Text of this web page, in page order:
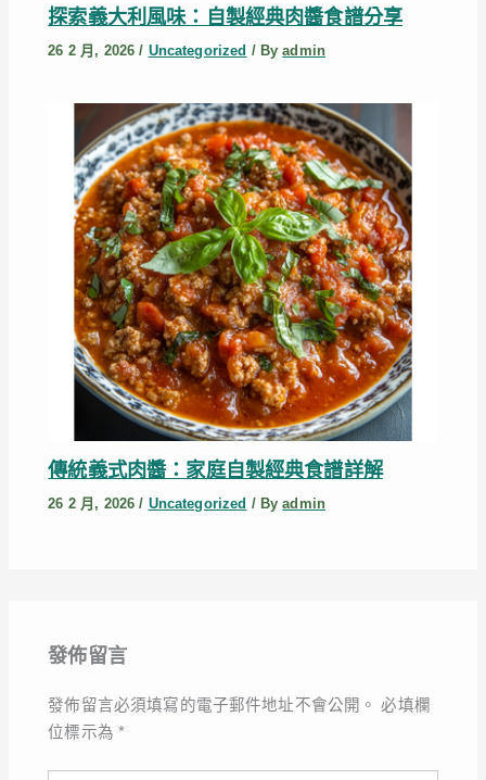
探索義大利風味：自製經典肉醬食譜分享
26 2 月, 2026/ Uncategorized / Byadmin
傳統義式肉醬：家庭自製經典食譜詳解
26 2 月, 2026/ Uncategorized / Byadmin
發佈留言
發佈留言必須填寫的電子郵件地址不會公開。 必填欄
位標示為*